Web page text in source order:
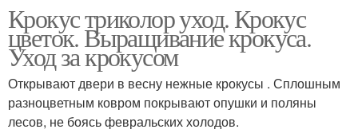
Крокус триколор уход. Крокус
цветок. Выращивание крокуса.
Уход за крокусом
Открывают двери в весну нежные крокусы . Сплошным
разноцветным ковром покрывают опушки и поляны
лесов, не боясь февральских холодов.